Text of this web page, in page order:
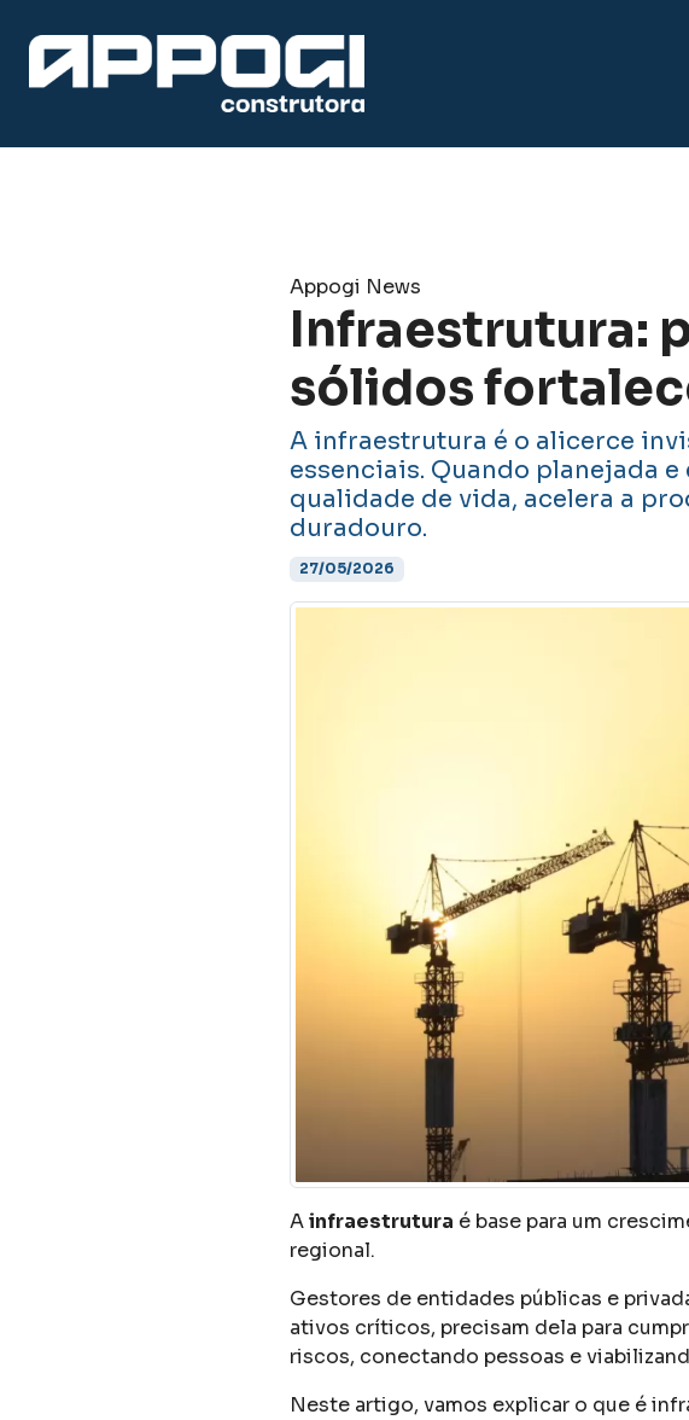
Appogi News
Infraestrutura:
sólidos
A infraestrutura é o alicerce
essenciais. Quando planejada
qualidade de vida, acelera a
duradouro.
27/05/2026
Ainfraestrutura é base para um
regional.
Gestores de entidades públicas e
ativos críticos, precisam dela para
riscos, conectando pessoas e
Neste artigo, vamos explicar o que é